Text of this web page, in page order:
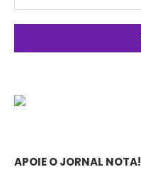
APOIE O JORNAL NOTA!